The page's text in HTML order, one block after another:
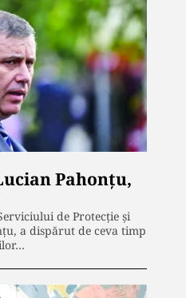
Pahonțu,
de Protecție și
a dispărut de ceva timp